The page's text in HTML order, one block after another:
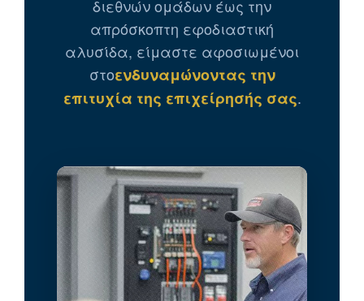
διεθνών ομάδων έως την
απρόσκοπτη εφοδιαστική
αλυσίδα, είμαστε αφοσιωμένοι
στοενδυναμώνοντας την
επιτυχία της επιχείρησής σας.